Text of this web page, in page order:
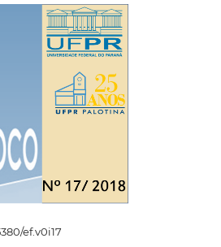
ef.v0i17